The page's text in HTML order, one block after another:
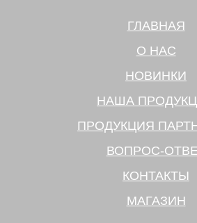
ГЛАВНАЯ
О НАС
НОВИНКИ
НАША
ПРОДУКЦИЯ
ВОПРОС-
КОНТАКТЫ
МАГАЗИН